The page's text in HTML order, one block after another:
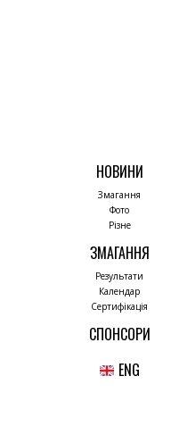
НОВИНИ
Змагання
Фото
Різне
ЗМАГАННЯ
Результати
Календар
Сертифікація
СПОНСОРИ
ENG